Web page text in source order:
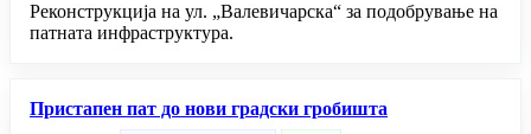
Реконструкција на ул. „Валевичарска“ за подобрување на
патната инфраструктура.
Пристапен пат до нови градски гробишта